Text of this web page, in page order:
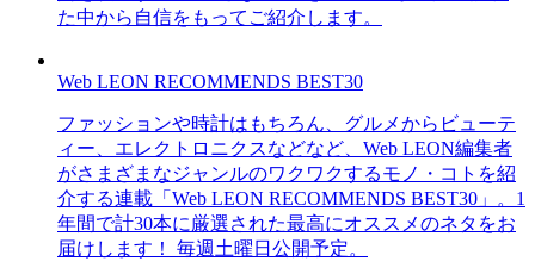
た中から自信をもってご紹介します。
Web LEON RECOMMENDS BEST30
ファッションや時計はもちろん、グルメからビューテ
ィー、エレクトロニクスなどなど、Web LEON編集者
がさまざまなジャンルのワクワクするモノ・コトを紹
介する連載「Web LEON RECOMMENDS BEST30」。1
年間で計30本に厳選された最高にオススメのネタをお
届けします！ 毎週土曜日公開予定。